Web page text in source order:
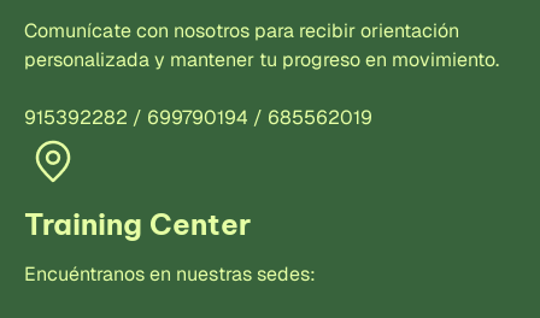
Comunícate con nosotros para recibir orientación
personalizada y mantener tu progreso en movimiento.
915392282 / 699790194 / 685562019
Training Center
Encuéntranos en nuestras sedes: